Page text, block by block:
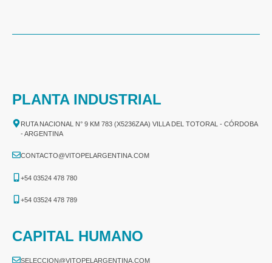
PLANTA INDUSTRIAL
RUTA NACIONAL N° 9 KM 783 (X5236ZAA) VILLA DEL TOTORAL - CÓRDOBA
- ARGENTINA
CONTACTO@VITOPELARGENTINA.COM
+54 03524 478 780​
+54 03524 478 789​
CAPITAL HUMANO
SELECCION@VITOPELARGENTINA.COM